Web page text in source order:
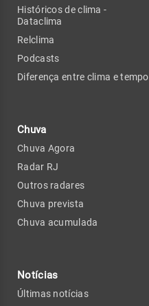
Históricos de clima -
Dataclima
Relclima
Podcasts
Diferença entre clima e tempo
Chuva
Chuva Agora
Radar RJ
Outros radares
Chuva prevista
Chuva acumulada
Notícias
Últimas notícias